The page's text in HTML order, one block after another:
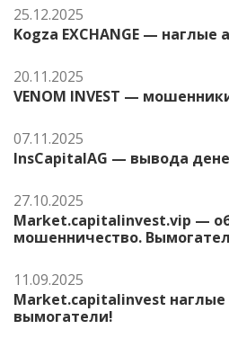
25.12.2025
Kogza EXCHANGE — наглые
20.11.2025
VENOM INVEST —
07.11.2025
InsCapitalAG — вывода
27.10.2025
Market.capitalinvest.vip —
мошенничество.
11.09.2025
Market.capitalinvest
вымогатели!